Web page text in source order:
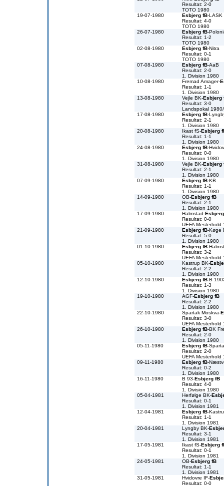
Resultat: 2-0
TOTO 1980
19-07-1980
Esbjerg fB-LASK
Resultat: 4-0
TOTO 1980
26-07-1980
Esbjerg fB-
Resultat: 1-2
TOTO 1980
02-08-1980
Esbjerg fB-Nitra
Resultat: 0-1
TOTO 1980
07-08-1980
Esbjerg fB-AaB
Resultat: 2-0
1. Division 1980
10-08-1980
Fremad Amager-
Resultat: 1-1
1. Division 1980
13-08-1980
Vejle BK-Esbjerg
Resultat: 3-0
Landspokal
17-08-1980
Esbjerg fB-
Resultat: 2-1
1. Division 1980
20-08-1980
Ikast fS-Esbjerg
Resultat: 1-1
1. Division 1980
24-08-1980
Esbjerg fB-
Resultat: 0-0
1. Division 1980
31-08-1980
Vejle BK-Esbjerg
Resultat: 2-1
1. Division 1980
07-09-1980
Esbjerg fB-KB
Resultat: 1-1
1. Division 1980
14-09-1980
OB-Esbjerg fB
Resultat: 2-1
1. Division 1980
17-09-1980
Halmstad-
Resultat: 0-0
UEFA Mesterhold
21-09-1980
Esbjerg fB-Køge
Resultat: 5-0
1. Division 1980
01-10-1980
Esbjerg fB-
Resultat: 3-2
UEFA Mesterhold
05-10-1980
Kastrup BK-
Resultat: 2-2
1. Division 1980
12-10-1980
Esbjerg fB-B
Resultat: 1-3
1. Division 1980
19-10-1980
AGF-Esbjerg fB
Resultat: 2-2
1. Division 1980
22-10-1980
Spartak Moskva-
Resultat: 3-0
UEFA Mesterhold
26-10-1980
Esbjerg fB-BK
Resultat: 2-0
1. Division 1980
05-11-1980
Esbjerg fB-
Resultat: 2-0
UEFA Mesterhold
09-11-1980
Esbjerg fB-
Resultat: 0-2
1. Division 1980
16-11-1980
B 93-Esbjerg fB
Resultat: 4-0
1. Division 1980
05-04-1981
Herfølge BK-
Resultat: 0-1
1. Division 1981
12-04-1981
Esbjerg fB-
Resultat: 1-1
1. Division 1981
20-04-1981
Lyngby BK-
Resultat: 3-1
1. Division 1981
17-05-1981
Ikast fS-Esbjerg
Resultat: 0-1
1. Division 1981
24-05-1981
OB-Esbjerg fB
Resultat: 1-1
1. Division 1981
31-05-1981
Hvidovre IF-
Resultat: 0-0